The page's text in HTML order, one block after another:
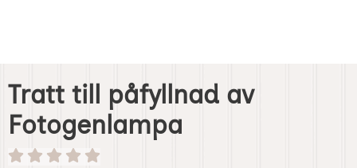
Tratt till påfyllnad av
Fotogenlampa